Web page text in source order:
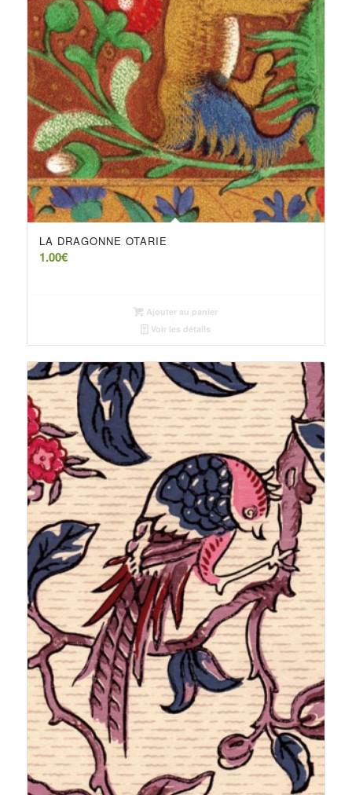
LA DRAGONNE OTARIE
1.00€
Ajouter au panier
Voir les détails